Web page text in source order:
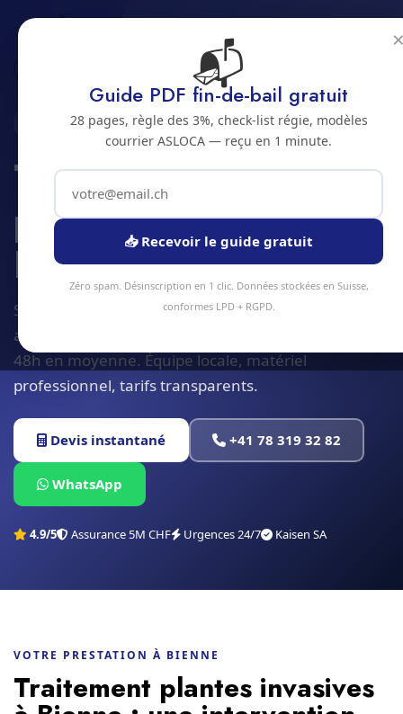
Traitement plantes invasives
Bienne
2500 · JURA BERNOIS
Traitement de
plantes invasives a
Bienne
Service traitement plantes invasives à Bienne et
alentours. Devis gratuit sous 24h, intervention sous
48h en moyenne. Équipe locale, matériel
professionnel, tarifs transparents.
Devis instantané +41 78 319 32 82
WhatsApp
4.9/5 Assurance 5M CHF Urgences 24/7 Kaisen SA
VOTRE PRESTATION À BIENNE
Traitement plantes invasives
📬
Guide PDF fin-de-bail gratuit
28 pages, règle des 3%, check-list régie, modèles
courrier ASLOCA — reçu en 1 minute.
📥 Recevoir le guide gratuit
Zéro spam. Désinscription en 1 clic. Données stockées en Suisse,
conformes LPD + RGPD.